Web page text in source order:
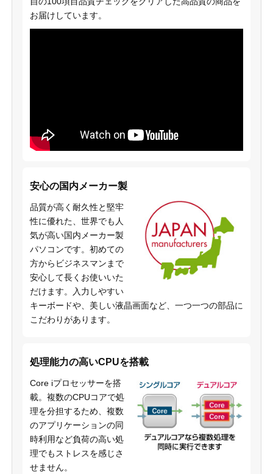
お届けしています。
安心の国内メーカー製
品質が高く耐久性と堅牢
性に優れた、世界でも人
気が高い国内メーカー製
パソコンです。初めての
方からビジネスマンまで
安心して長くお使いいた
だけます。入力しやすい
キーボードや、美しい液晶画面など、一つ一つの部品に
こだわりがあります。
処理能力の高いCPUを搭載
Core iプロセッサーを搭
載。複数のCPUコアで処
理を分担するため、複数
のアプリケーションの同
時利用など負荷の高い処
理でもストレスを感じさ
せません。